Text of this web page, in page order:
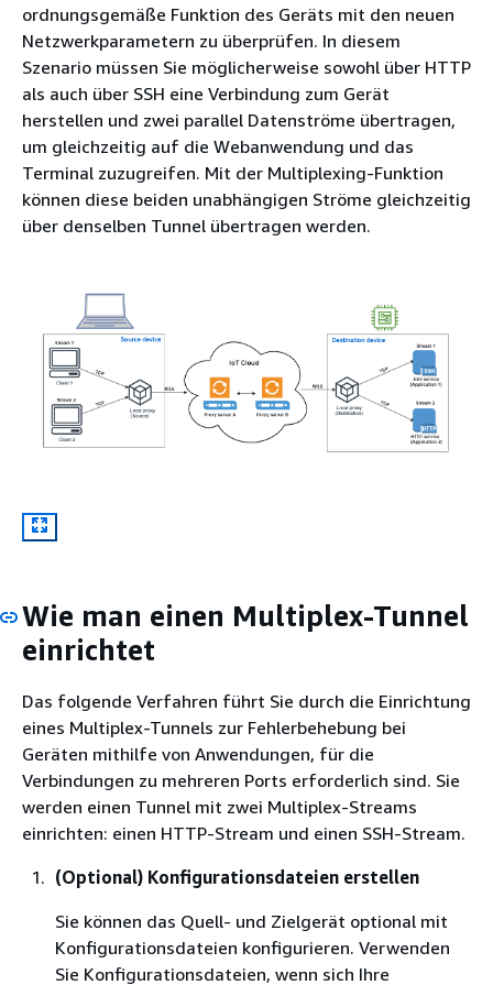
ordnungsgemäße Funktion des Geräts mit den neuen
Netzwerkparametern zu überprüfen. In diesem
Szenario müssen Sie möglicherweise sowohl über HTTP
als auch über SSH eine Verbindung zum Gerät
herstellen und zwei parallel Datenströme übertragen,
um gleichzeitig auf die Webanwendung und das
Terminal zuzugreifen. Mit der Multiplexing-Funktion
können diese beiden unabhängigen Ströme gleichzeitig
über denselben Tunnel übertragen werden.
Wie man einen Multiplex-Tunnel
einrichtet
Das folgende Verfahren führt Sie durch die Einrichtung
eines Multiplex-Tunnels zur Fehlerbehebung bei
Geräten mithilfe von Anwendungen, für die
Verbindungen zu mehreren Ports erforderlich sind. Sie
werden einen Tunnel mit zwei Multiplex-Streams
einrichten: einen HTTP-Stream und einen SSH-Stream.
(Optional) Konfigurationsdateien erstellen
Sie können das Quell- und Zielgerät optional mit
Konfigurationsdateien konfigurieren. Verwenden
Sie Konfigurationsdateien, wenn sich Ihre